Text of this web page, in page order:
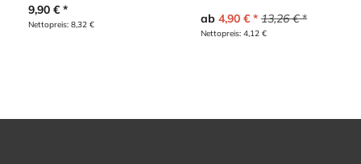
9,90 €
Nettopreis: 8,32 € ab 4,90€ 13,26€
Nettopreis: 4,12€